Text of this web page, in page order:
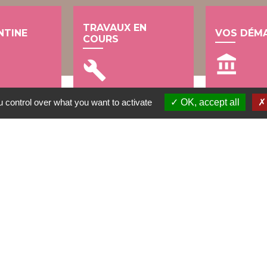
TRAVAUX EN
COURS
build
VOS
account_balance
over what you want to activate OK, accept all